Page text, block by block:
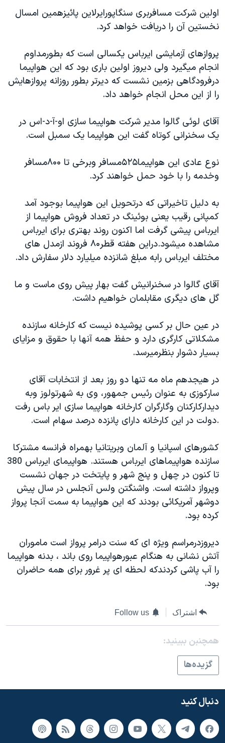
چهل سال گروگان‌گیری
قانون شفافیت دارائی کادر رهبری ایران
اعتراضات مردمی آبان ۹۸
اسرائیل در جنگ
نرگس محمدی برنده جایزه نوبل صلح
صفحه‌های ویژه
سفر پرزیدنت ترامپ به چین
اولین شرکت مسافربری سنگاپورایرلاین پائیزهمین امسال
نخستین آن را دریافت خواهد کرد.
پروازهای آزمایشی ایرباس یکسالی است که بطورمداوم
انجام میگیرد ولی دیروز اولین باری بود که این هواپیما
درفرودگاهی بزمین نشست که دیرتر بطور روزانه پروازهایش
را از این محل انجام خواهد داد.
آقای لوئی گالوا مدیر شرکت هواپیما سازی او-آ-د-اس در
یک سخنرانی کوتاه گفت این هواپیما یک سمبل است.
نوع عادی این هواپیما۵۲۵مسافر وبرخی تا ۸۰۰مسافر
وخدمه را با خود حمل خواهند کرد.
به دلیل تاخیراتی که درتحویل این هواپیما بوجود آمد
کمپانی رقیب یعنی بوئینگ در تعداد فروش هواپیما از
ایرباس پیشی گرفت اما اکنون روند بهتری برای ایرباس
مشاهده میشود.دراین هفته قطر۸۰ فروند ازمدل های
مختلف ایرباس رابه مبلغ شانزده میلیارد دلار سفارش داد.
آقای گالوا در سخنرانیش گفت بهار پیش روی ماست و ما
گل های دیگری مقابلمان خواهیم داشت.
در عین حال بر کسی پوشیده نیست که کارخانه سازنده
مشکلاتی کارگری دارد و حفظ همه آنها با حقوق و مزایای
بسیار دشوار بنظرمیرسد.
در هیجدهم ماه مه تنها دو روز بعد از انتخابات آقای
سارکوزی به عنوان رئیس جمهور، وی به شهرتولوز وبه
دیدارکارکنان وگارگران کارخانه هواپیما سازی ایر باس رفت
.دولت در این کارخانه دارای پانزده درصد سهام است.
کشورهای اسپانیا و آلمان وبریتانیا بهمراه فرانسه مشترکا
سازنده هواپیماهای ایرباس هستند. هواپیمای ایرباس 380
تا کنون در چهل و پنج شهر و پایتخت در جهان نشست
وپرواز داشته است. واشنگتن ولس آنجلس در سال پیش
دوشهر آمریکائی بودند که این هواپیما به سمت آنجا پرواز
کرده بود.
دیروزدرمراسم ویژه ای که سنت درامر پرواز است ماموران
آتش نشانی به هنگام عبورهواپیما روی باند ، بدنه هواپیما
را آب پاشی کردندکه لحظه ای پر غرور برای همه حاضران
بود.
اشتراک Follow us
همچنبن ببینید:
گزيده‌ها
دنبال کنید